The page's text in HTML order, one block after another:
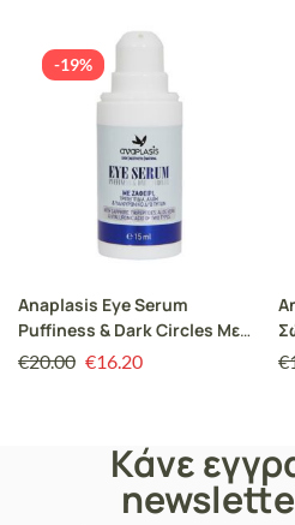
-19%
Anaplasis Eye Serum
Puffiness & Dark Circles Με
Ζαφείρι, Τριπεπτίδια, Αλόη
€20.00 €16.20
€
Κάνε